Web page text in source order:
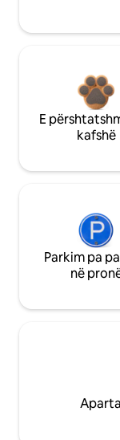
E
kafshë
Parkim pa
në